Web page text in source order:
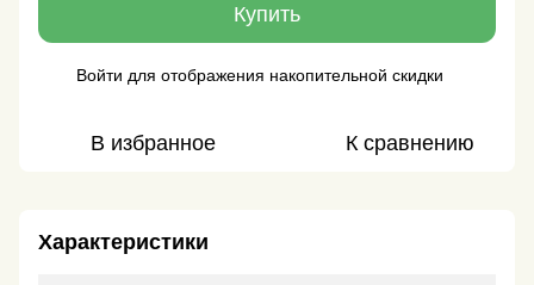
Купить
Войти для отображения накопительной скидки
В избранное К сравнению
Характеристики